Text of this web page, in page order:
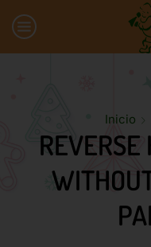
Inicio
REVERSE